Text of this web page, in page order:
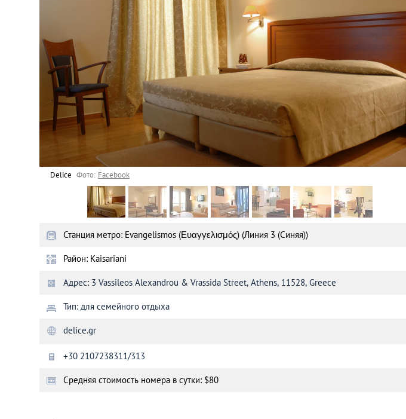
Афины
Киев
Лондон
Лос-Анджелес
Париж
Паттайя
Пхукет
Delice Фото: Facebook
Станция метро: Evangelismos (Ευαγγελισμός) (Линия 3 (Синяя))
Район: Kaisariani
Адрес: 3 Vassileos Alexandrou & Vrassida Street, Athens, 11528, Greece
Тип: для семейного отдыха
delice.gr
+30 2107238311/313
Cредняя стоимость номера в сутки: $80